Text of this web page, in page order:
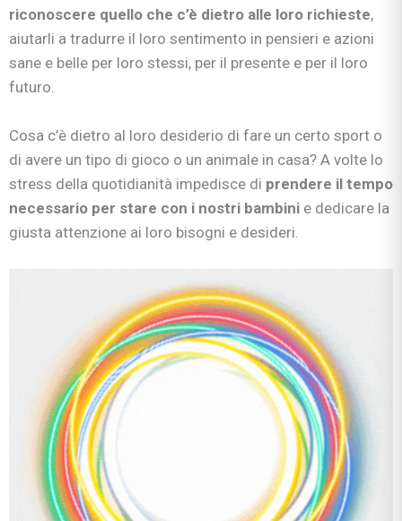
riconoscere quello che c’è dietro alle loro richieste,
aiutarli a tradurre il loro sentimento in pensieri e azioni
sane e belle per loro stessi, per il presente e per il loro
futuro.
Cosa c’è dietro al loro desiderio di fare un certo sport o
di avere un tipo di gioco o un animale in casa? A volte lo
stress della quotidianità impedisce di prendere il tempo
necessario per stare con i nostri bambini e dedicare la
giusta attenzione ai loro bisogni e desideri.